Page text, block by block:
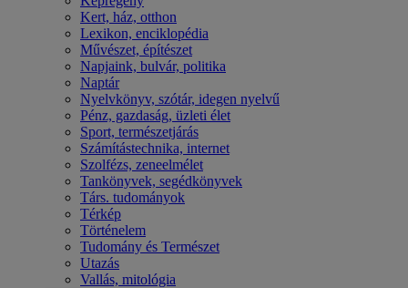
Kert, ház, otthon
Lexikon, enciklopédia
Művészet, építészet
Napjaink, bulvár, politika
Naptár
Nyelvkönyv, szótár, idegen nyelvű
Pénz, gazdaság, üzleti élet
Sport, természetjárás
Számítástechnika, internet
Szolfézs, zeneelmélet
Tankönyvek, segédkönyvek
Társ. tudományok
Térkép
Történelem
Tudomány és Természet
Utazás
Vallás, mitológia